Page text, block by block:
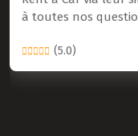
à toutes nos
(5.0)